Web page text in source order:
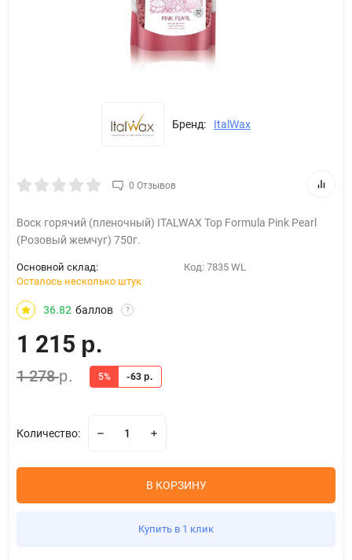
Бренд: ItalWax
0 Отзывов
Воск горячий (пленочный) ITALWAX Top Formula Pink Pearl
(Розовый жемчуг) 750г.
Основной склад:
Осталось несколько штук
Код: 7835 WL
36.82 баллов ?
1 215 р.
1 278р. 5% -63 р.
Количество:
В КОРЗИНУ
Купить в 1 клик